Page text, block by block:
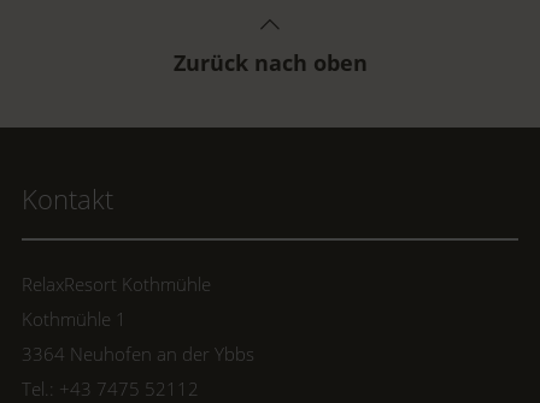
Mostviertels noch nach traditionellem
Handwerk gemahlen wird.
Zurück nach oben
Kontakt
RelaxResort Kothmühle
Kothmühle 1
3364 Neuhofen an der Ybbs
Tel.: +43 7475 52112